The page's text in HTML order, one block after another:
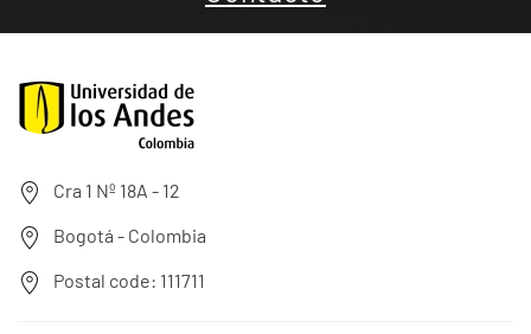
Cra 1 Nº 18A - 12
Bogotá - Colombia
Postal code: 111711